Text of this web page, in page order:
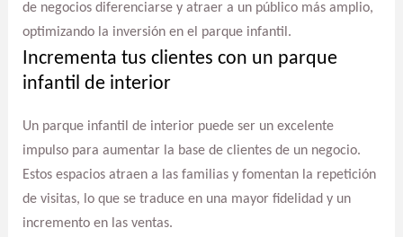
de negocios diferenciarse y atraer a un público más amplio,
optimizando la inversión en el parque infantil.
Incrementa tus clientes con un parque
infantil de interior
Un parque infantil de interior puede ser un excelente
impulso para aumentar la base de clientes de un negocio.
Estos espacios atraen a las familias y fomentan la repetición
de visitas, lo que se traduce en una mayor fidelidad y un
incremento en las ventas.